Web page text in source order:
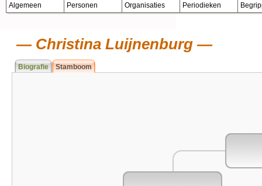
Algemeen Personen Organisaties Periodieken
Christina Luijnenburg
Biografie Stamboom